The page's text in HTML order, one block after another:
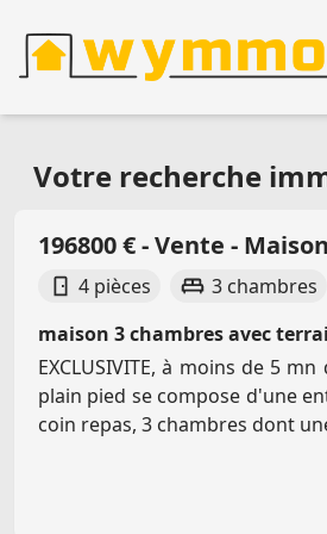
Votre recherche
196800 € - Vente -
4 pièces 3 chambres
maison 3 chambres avec
EXCLUSIVITE, à moins de 5
plain pied se compose d'une
coin repas, 3 chambres dont